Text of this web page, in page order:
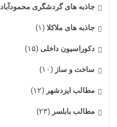
جاذبه های گردشگری محمودآباد
جاذبه های ملاکلا (۱)
دکوراسیون داخلی (۱۵)
ساخت و ساز (۱۰)
مطالب ایزدشهر (۱۲)
مطالب بابلسر (۲۳)